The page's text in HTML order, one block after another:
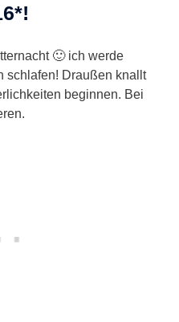
🙂 ich werde
schlafen! Draußen knallt
beginnen. Bei